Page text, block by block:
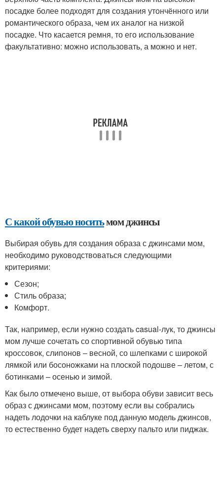
посадке более подходят для создания утончённого или
романтического образа, чем их аналог на низкой
посадке. Что касается ремня, то его использование
факультативно: можно использовать, а можно и нет.
С какой обувью носитьмом джинсы
Выбирая обувь для создания образа с джинсами мом,
необходимо руководствоваться следующими
критериями:
Сезон;
Стиль образа;
Комфорт.
Так, например, если нужно создать casual-лук, то джинсы
мом лучше сочетать со спортивной обувью типа
кроссовок, слипонов – весной, со шлепками с широкой
лямкой или босоножками на плоской подошве – летом, с
ботинками – осенью и зимой.
Как было отмечено выше, от выбора обуви зависит весь
образ с джинсами мом, поэтому если вы собрались
надеть лодочки на каблуке под данную модель джинсов,
то естественно будет надеть сверху пальто или пиджак.